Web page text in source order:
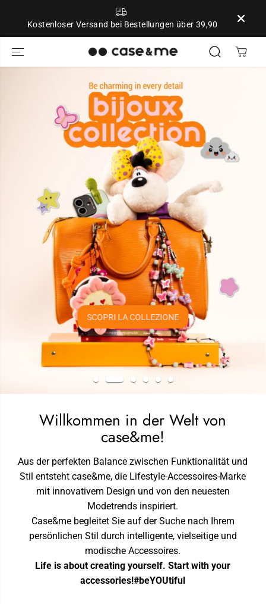
Kostenloser Versand bei Bestellungen über 39,90
SCOPRI LA COLLEZIONE
Willkommen in der Welt von
case&me!
Aus der perfekten Balance zwischen Funktionalität und
Stil entsteht case&me, die Lifestyle-Accessoires-Marke
mit innovativem Design und von den neuesten
Modetrends inspiriert.
Case&me begleitet Sie auf der Suche nach Ihrem
persönlichen Stil durch intelligente, vielseitige und
modische Accessoires.
Life is about creating yourself. Start with your
accessories!#beYOUtiful